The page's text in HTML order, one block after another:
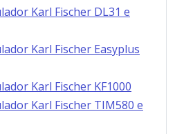
Karl Fischer DL31 e
Karl Fischer Easyplus
Karl Fischer KF1000
Karl Fischer TIM580 e